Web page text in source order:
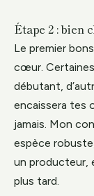
Étape 2 : bien
Le premier
cœur.
débutant,
encaissera tes
jamais. Mon
espèce
un producteur,
plus tard.